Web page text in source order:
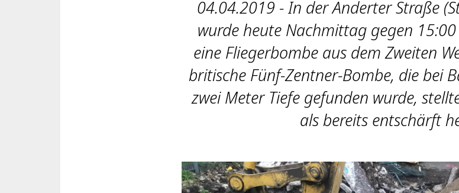
04.04.2019 - In der Anderter Straße
wurde heute Nachmittag gegen
eine Fliegerbombe aus dem Zweiten
britische Fünf-Zentner-Bombe, die bei
zwei Meter Tiefe gefunden wurde,
als bereits entschärft